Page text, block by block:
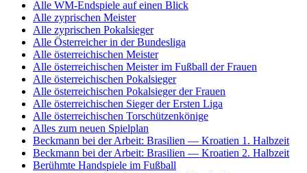
Alle WM-Endspiele auf einen Blick
Alle zyprischen Meister
Alle zyprischen Pokalsieger
Alle Österreicher in der Bundesliga
Alle österreichischen Meister
Alle österreichischen Meister im Fußball der Frauen
Alle österreichischen Pokalsieger
Alle österreichischen Pokalsieger der Frauen
Alle österreichischen Sieger der Ersten Liga
Alle österreichischen Torschützenkönige
Alles zum neuen Spielplan
Beckmann bei der Arbeit: Brasilien — Kroatien 1. Halbzeit
Beckmann bei der Arbeit: Brasilien — Kroatien 2. Halbzeit
Berühmte Handspiele im Fußball